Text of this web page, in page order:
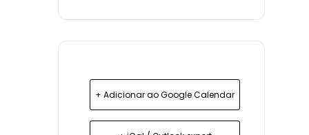
+ Adicionar ao Google Calendar